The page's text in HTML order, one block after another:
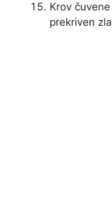
Krov
prekriven